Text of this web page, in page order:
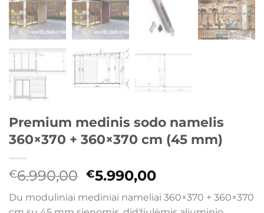
Premium medinis sodo namelis
360×370 + 360×370 cm (45 mm)
€6.990,00 Original
price
was:
€5.990,00Current
price
is:
Du moduliniai mediniai nameliai 360×370 + 360×370